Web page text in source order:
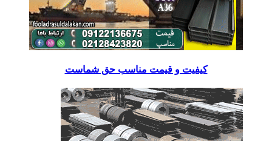
کیفیت و قیمت مناسب حق شماست